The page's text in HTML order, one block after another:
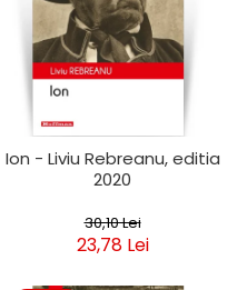
Ion - Liviu Rebreanu, editia
2020
30,10 Lei
23,78 Lei